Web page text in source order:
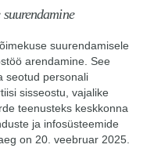
suurendamine
suurendamisele
arendamine. See
seotud personali
sisseostu, vajalike
teenusteks keskkonna
ja infosüsteemide
on 20. veebruar 2025.